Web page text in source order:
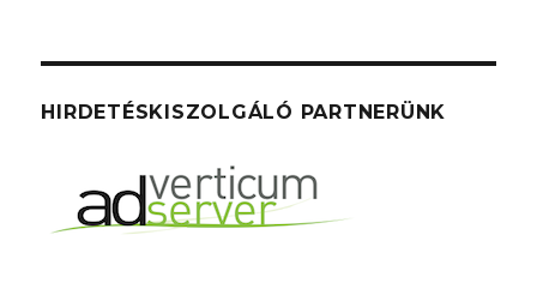
HIRDETÉSKISZOLGÁLÓ PARTNERÜNK